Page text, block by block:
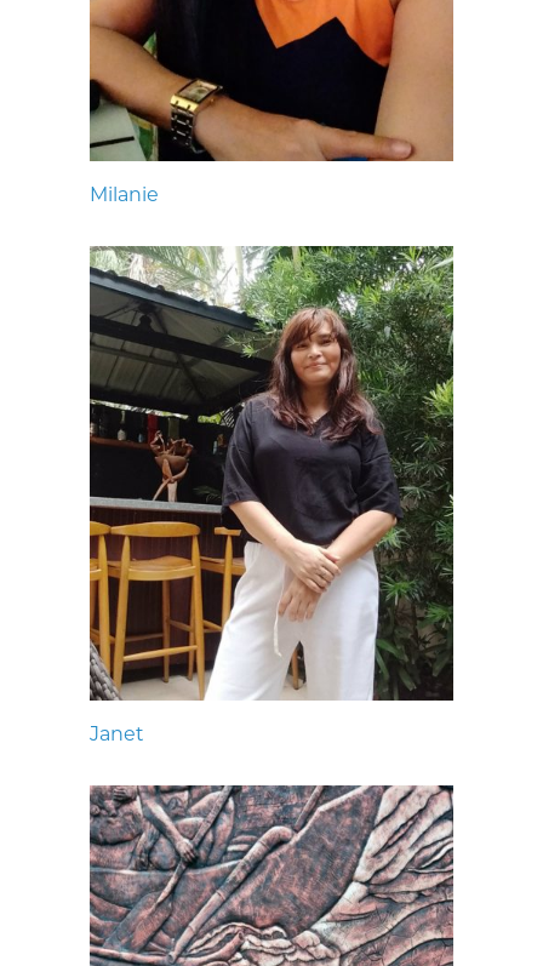
Milanie
Janet